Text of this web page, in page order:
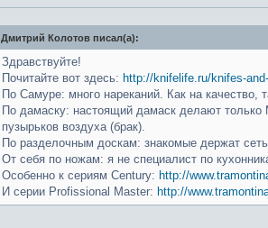
Дмитрий Колотов писал(а):
Здравствуйте!
Почитайте вот здесь: http://knifelife.ru/knifes-
По Самуре: много нареканий. Как на качество,
По дамаску: настоящий дамаск делают только
пузырьков воздуха (брак).
По разделочным доскам: знакомые держат
От себя по ножам: я не специалист по
Особенно к сериям Century: http://
И серии Profissional Master: http://